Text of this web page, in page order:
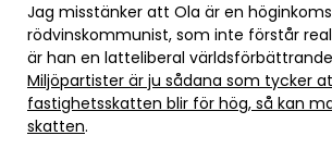
Jag misstänker att Ola är en
rödvinskommunist, som inte förstår
är han en latteliberal
Miljöpartister är ju sådana som tycker
fastighetsskatten blir för hög, så kan
skatten.